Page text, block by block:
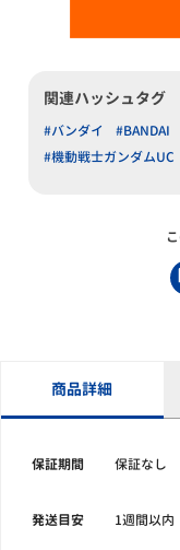
関連ハッシュタグ
#バンダイ #BANDAI
#機動戦士ガンダムUC
商品詳細
保証期間 保証なし
発送目安 1週間以内